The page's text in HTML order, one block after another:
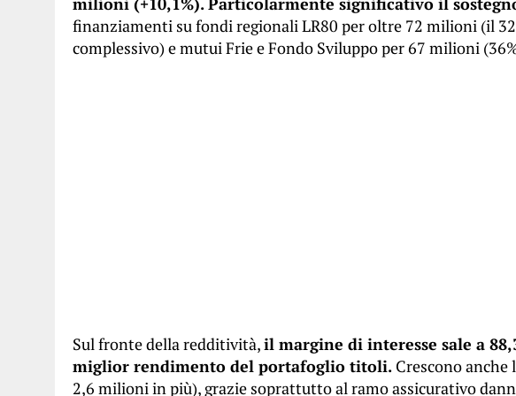
finanziamenti su fondi regionali LR80 per oltre 72 milioni (il
complessivo) e mutui Frie e Fondo Sviluppo per 67 milioni
Sul fronte della redditività,il margine di interesse sale a
miglior rendimento del portafoglio titoli. Crescono
2,6 milioni in più), grazie soprattutto al ramo assicurativo